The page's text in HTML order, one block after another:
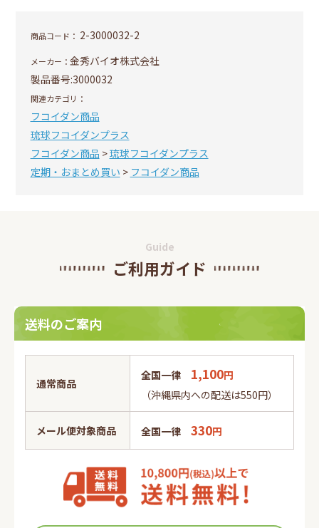
商品コード： 2-3000032-2
メーカー： 金秀バイオ株式会社
製品番号:3000032
関連カテゴリ：
フコイダン商品
琉球フコイダンプラス
フコイダン商品 >琉球フコイダンプラス
定期・おまとめ買い > フコイダン商品
Guide
ご利用ガイド
送料のご案内
通常商品
全国一律 1,100円
（沖縄県内への配送は550円）
メール便対象商品 全国一律 330円